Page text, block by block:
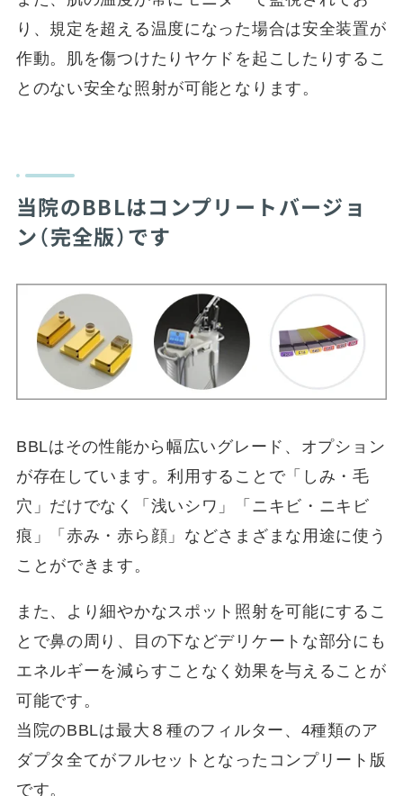
り、規定を超える温度になった場合は安全装置が
作動。肌を傷つけたりヤケドを起こしたりするこ
とのない安全な照射が可能となります。
当院のBBLはコンプリートバージョ
ン（完全版）です
BBLはその性能から幅広いグレード、オプション
が存在しています。利用することで「しみ・毛
穴」だけでなく「浅いシワ」「ニキビ・ニキビ
痕」「赤み・赤ら顔」などさまざまな用途に使う
ことができます。
また、より細やかなスポット照射を可能にするこ
とで鼻の周り、目の下などデリケートな部分にも
エネルギーを減らすことなく効果を与えることが
可能です。
当院のBBLは最大８種のフィルター、4種類のア
ダプタ全てがフルセットとなったコンプリート版
です。